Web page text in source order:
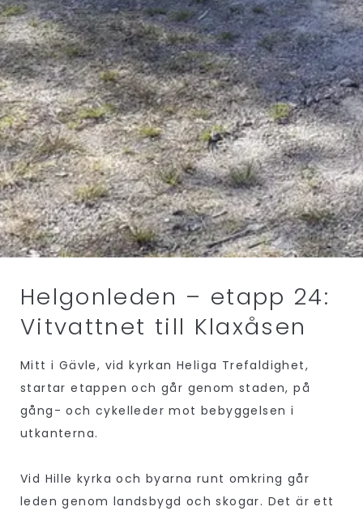
Helgonleden – etapp 24:
Vitvattnet till Klaxåsen
Mitt i Gävle, vid kyrkan Heliga Trefaldighet,
startar etappen och går genom staden, på
gång- och cykelleder mot bebyggelsen i
utkanterna.
Vid Hille kyrka och byarna runt omkring går
leden genom landsbygd och skogar. Det är ett